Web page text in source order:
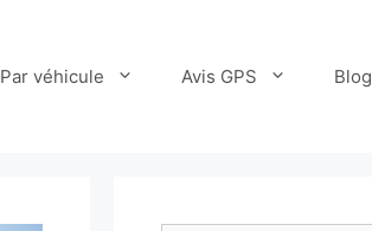
Par véhicule Avis GPS Blog